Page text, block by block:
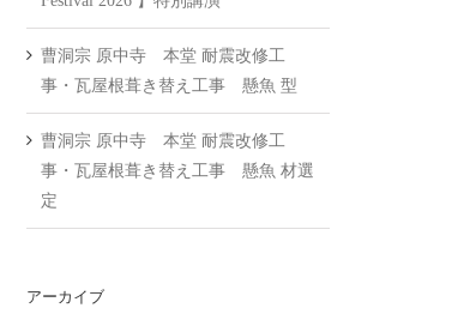
曹洞宗 原中寺 本堂 耐震改修工
事・瓦屋根葺き替え工事 懸魚 型
曹洞宗 原中寺 本堂 耐震改修工
事・瓦屋根葺き替え工事 懸魚 材選
定
アーカイブ